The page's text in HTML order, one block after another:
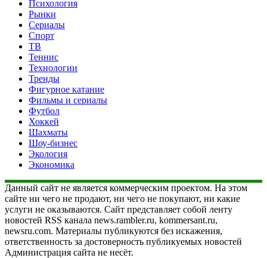
Психология
Рынки
Сериалы
Спорт
ТВ
Теннис
Технологии
Тренды
Фигурное катание
Фильмы и сериалы
Футбол
Хоккей
Шахматы
Шоу-бизнес
Экология
Экономика
Данный сайт не является коммерческим проектом. На этом
сайте ни чего не продают, ни чего не покупают, ни какие
услуги не оказываются. Сайт представляет собой ленту
новостей RSS канала news.rambler.ru, kommersant.ru,
newsru.com. Материалы публикуются без искажения,
ответственность за достоверность публикуемых новостей
Администрация сайта не несёт.